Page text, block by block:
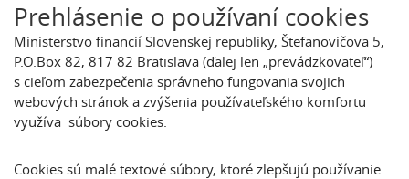
Prehlásenie o používaní cookies
Ministerstvo financií Slovenskej republiky, Štefanovičova 5,
P.O.Box 82, 817 82 Bratislava (ďalej len „prevádzkovateľ“)
s cieľom zabezpečenia správneho fungovania svojich
webových stránok a zvýšenia používateľského komfortu
využíva súbory cookies.
Cookies sú malé textové súbory, ktoré zlepšujú používanie